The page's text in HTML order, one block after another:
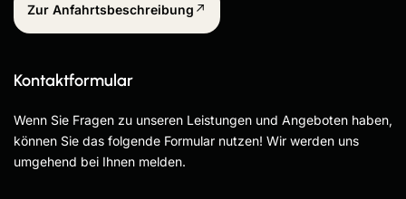
Zur Anfahrtsbeschreibung
Kontaktformular
Wenn Sie Fragen zu unseren Leistungen und Angeboten haben,
können Sie das folgende Formular nutzen! Wir werden uns
umgehend bei Ihnen melden.